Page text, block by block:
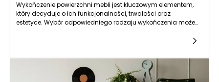
Wykończenie powierzchni mebli jest kluczowym elementem,
który decyduje o ich funkcjonalności, trwałości oraz
estetyce. Wybór odpowiedniego rodzaju wykończenia może
lakierowanie, olejowanie, woskowanie czy fornirowanie, a
każdy z nich ma swoje specyficzne właściwości i wpływa na
sposób, w jaki meble będą używane oraz jak długo będą